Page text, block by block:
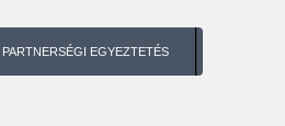
PARTNERSÉGI EGYEZTETÉS